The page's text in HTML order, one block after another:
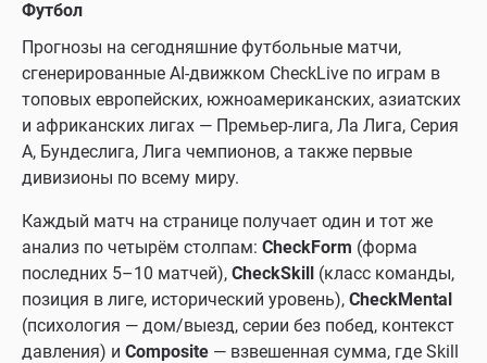
Футбол
Прогнозы на сегодняшние футбольные матчи,
сгенерированные AI-движком CheckLive по играм в
топовых европейских, южноамериканских, азиатских
и африканских лигах — Премьер-лига, Ла Лига, Серия
A, Бундеслига, Лига чемпионов, а также первые
дивизионы по всему миру.
Каждый матч на странице получает один и тот же
анализ по четырём столпам: CheckForm (форма
последних 5–10 матчей), CheckSkill (класс команды,
позиция в лиге, исторический уровень), CheckMental
(психология — дом/выезд, серии без побед, контекст
давления) и Composite — взвешенная сумма, где Skill